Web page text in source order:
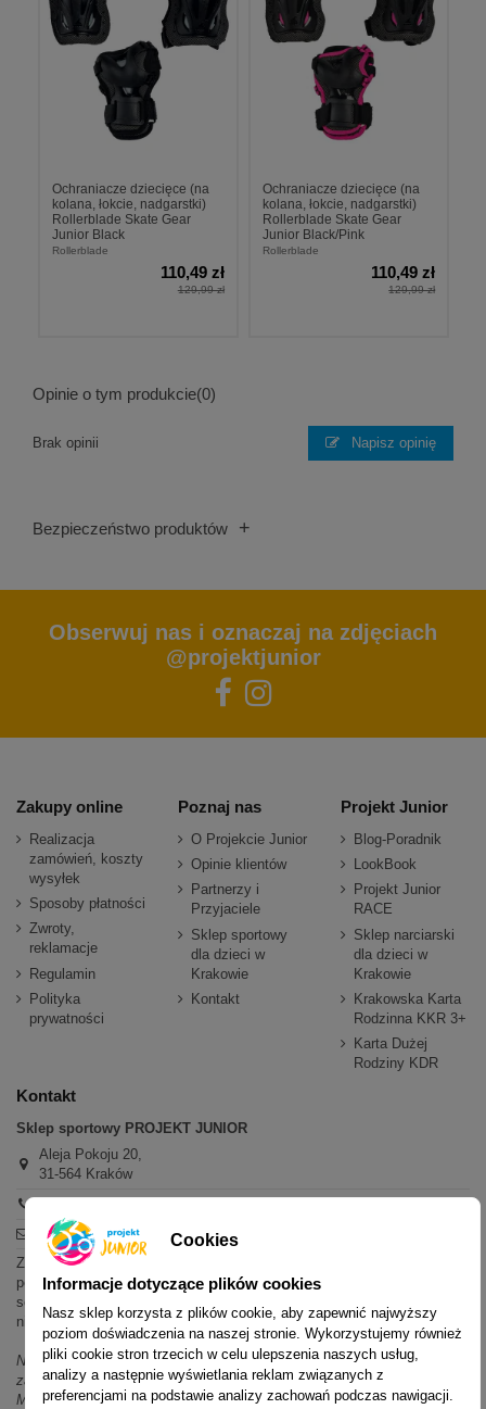
Ochraniacze dziecięce (na
kolana, łokcie, nadgarstki)
Rollerblade Skate Gear
Junior Black
Rollerblade
110,49 zł
129,99 zł
Ochraniacze dziecięce (na
kolana, łokcie, nadgarstki)
Rollerblade Skate Gear
Junior Black/Pink
Rollerblade
110,49 zł
129,99 zł
Opinie o tym produkcie(0)
Brak opinii Napisz opinię
Bezpieczeństwo produktów +
Obserwuj nas i oznaczaj na zdjęciach
@projektjunior
Zakupy online
Realizacja
zamówień, koszty
wysyłek
Sposoby płatności
Zwroty,
reklamacje
Regulamin
Polityka
prywatności
Poznaj nas
O Projekcie Junior
Opinie klientów
Partnerzy i
Przyjaciele
Sklep sportowy
dla dzieci w
Krakowie
Kontakt
Projekt Junior
Blog-Poradnik
LookBook
Projekt Junior
RACE
Sklep narciarski
dla dzieci w
Krakowie
Krakowska Karta
Rodzinna KKR 3+
Karta Dużej
Rodziny KDR
Kontakt
Sklep sportowy PROJEKT JUNIOR
Aleja Pokoju 20,
31-564 Kraków
sklep@projektjunior.pl
Zapraszamy do sklepu stacjonarnego:
poniedziałek - piątek: 11.00-19.00
sobota: 10.00-14.00
niedziela (każda): nieczynne
Nie odpowiadamy na wiadomości SMS. W sprawach dotyczących
zamówień i oferty prosimy o kontakt mailowy, telefoniczny lub przez
Messenger.
Cookies
Informacje dotyczące plików cookies
Nasz sklep korzysta z plików cookie, aby zapewnić najwyższy
poziom doświadczenia na naszej stronie. Wykorzystujemy również
pliki cookie stron trzecich w celu ulepszenia naszych usług,
analizy a następnie wyświetlania reklam związanych z
preferencjami na podstawie analizy zachowań podczas nawigacji.